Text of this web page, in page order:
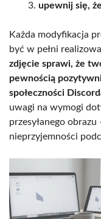
upewnij się,
Każda modyfikacja
być w pełni
zdjęcie sprawi, że
pewnością
społeczności
uwagi na wymogi
przesyłanego
nieprzyjemności